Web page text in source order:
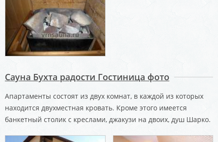
Сауна Бухта радости Гостиница фото
Апартаменты состоят из двух комнат, в каждой из которых
находится двухместная кровать. Кроме этого имеется
банкетный столик с креслами, джакузи на двоих, душ Шарко.